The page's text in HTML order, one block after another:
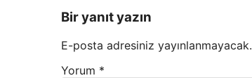
Bir yanıt yazın
E-posta adresiniz yayınlanmayacak.
Yorum *